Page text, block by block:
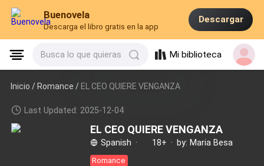
Buenovela
Descarga el libro gratis en la app
Descargar
Busca lo que quieras Mi biblioteca
Inicio /Romance / EL CEO QUIERE VENGANZA
Last Updated: 2025-12-04
EL CEO QUIERE VENGANZA
Spanish · 18+ · by: Maria Besa
Romance